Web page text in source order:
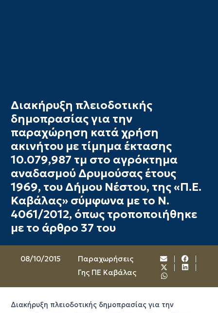
Διακήρυξη πλειοδοτικής
δημοπρασίας για την
παραχώρηση κατά χρήση
ακινήτου με τίμημα έκτασης
10.079,987 τμ στο αγρόκτημα
αναδασμού Δρυμούσας έτους
1969, του Δήμου Νέστου, της «Π.Ε.
Καβάλας» σύμφωνα με το Ν.
4061/2012, όπως τροποποιήθηκε
με το άρθρο 37 του
08/10/2015
Παραχωρήσεις
Γης ΠΕ Καβάλας
Διακήρυξη πλειοδοτικής δημοπρασίας για την